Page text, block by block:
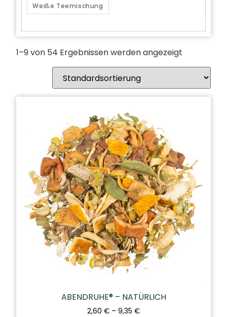
Weiße Teemischung
1–9 von 54 Ergebnissen werden angezeigt
ABENDRUHE® – NATÜRLICH
2,60 € – 9,35 €